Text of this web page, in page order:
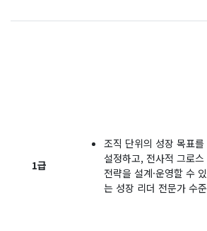
1급
조직 단위의 성장 목표를
설정하고, 전사적 그로스
전략을 설계·운영할 수 있
는 성장 리더 전문가 수준